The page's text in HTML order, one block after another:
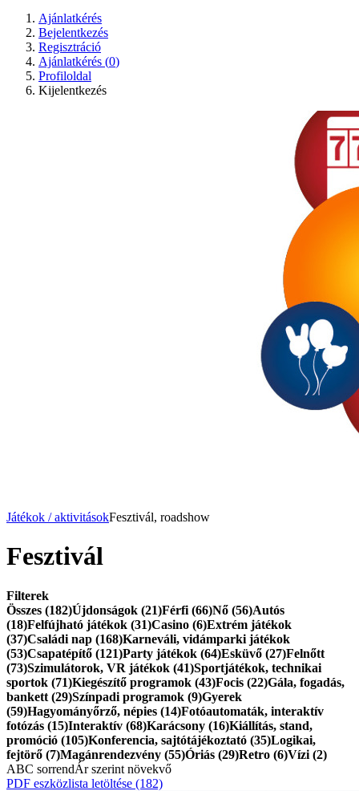
Ajánlatkérés
Bejelentkezés
Regisztráció
Ajánlatkérés (0)
Profiloldal
Kijelentkezés
Játékok / aktivitásokFesztivál, roadshow
Fesztivál
Filterek
Összes (182)Újdonságok (21)Férfi (66)Nő (56)Autós
(18)Felfújható játékok (31)Casino (6)Extrém játékok
(37)Családi nap (168)Karneváli, vidámparki játékok
(53)Csapatépítő (121)Party játékok (64)Esküvő (27)Felnőtt
(73)Szimulátorok, VR játékok (41)Sportjátékok, technikai
sportok (71)Kiegészítő programok (43)Focis (22)Gála, fogadás,
bankett (29)Színpadi programok (9)Gyerek
(59)Hagyományőrző, népies (14)Fotóautomaták, interaktív
fotózás (15)Interaktív (68)Karácsony (16)Kiállítás, stand,
promóció (105)Konferencia, sajtótájékoztató (35)Logikai,
fejtörő (7)Magánrendezvény (55)Óriás (29)Retro (6)Vízi (2)
ABC sorrendÁr szerint növekvő
PDF eszközlista letöltése (182)